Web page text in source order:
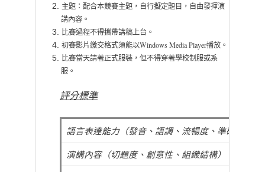
主題：配合本競賽主題，自行擬定題目，自由發揮演
講內容。
比賽過程不得攜帶講稿上台。
初賽影片繳交格式須能以Windows Media Player播放。
比賽當天請著正式服裝，但不得穿著學校制服或系
服。
評分標準
語言表達能力（發音、語調、流暢度、準確性、評
演講內容（切題度、創意性、組織結構）